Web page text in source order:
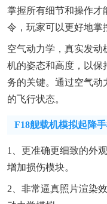
掌握所有细节和操作才
令，玩家可以更好地掌
空气动力学，真实发
机的姿态和高度，以保
务的关键。通过空气动
的飞行状态。
F18舰载机模拟起降
1、更准确更细致的外
增加损伤模块。
2、非常逼真照片渲染